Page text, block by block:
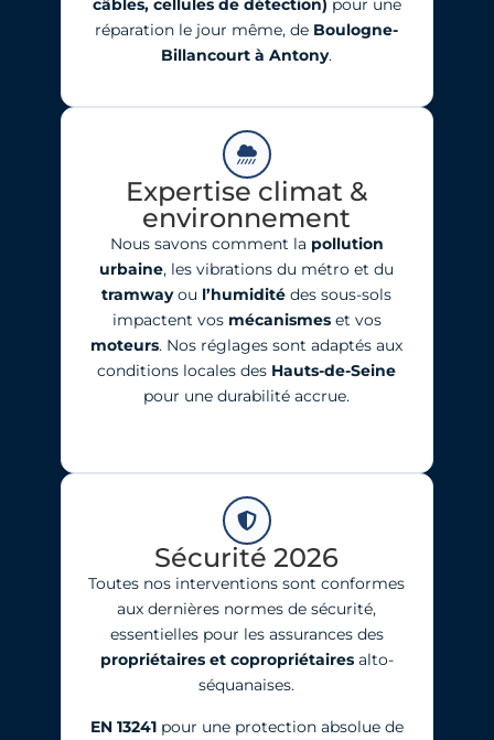
câbles, cellules de détection) pour une
réparation le jour même, de Boulogne-
Billancourt à Antony.
Expertise climat &
environnement
Nous savons comment la pollution
urbaine, les vibrations du métro et du
tramwayou l’humidité des sous-sols
impactent vos mécanismeset vos
moteurs. Nos réglages sont adaptés aux
conditions locales des Hauts-de-Seine
pour une durabilité accrue.
Sécurité 2026
Toutes nos interventions sont conformes
aux dernières normes de sécurité,
essentielles pour les assurances des
propriétaires et copropriétairesalto-
séquanaises.
EN 13241pour une protection absolue de